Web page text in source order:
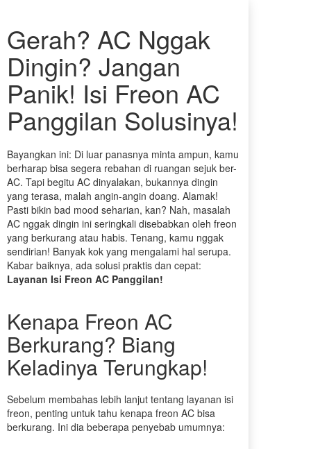
Gerah? AC Nggak
Dingin? Jangan
Panik! Isi Freon AC
Panggilan Solusinya!
Bayangkan ini: Di luar panasnya minta ampun, kamu
berharap bisa segera rebahan di ruangan sejuk ber-
AC. Tapi begitu AC dinyalakan, bukannya dingin
yang terasa, malah angin-angin doang. Alamak!
Pasti bikin bad mood seharian, kan? Nah, masalah
AC nggak dingin ini seringkali disebabkan oleh freon
yang berkurang atau habis. Tenang, kamu nggak
sendirian! Banyak kok yang mengalami hal serupa.
Kabar baiknya, ada solusi praktis dan cepat:
Layanan Isi Freon AC Panggilan!
Kenapa Freon AC
Berkurang? Biang
Keladinya Terungkap!
Sebelum membahas lebih lanjut tentang layanan isi
freon, penting untuk tahu kenapa freon AC bisa
berkurang. Ini dia beberapa penyebab umumnya: